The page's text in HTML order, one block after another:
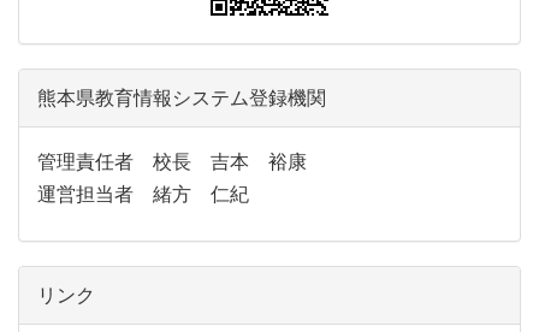
熊本県教育情報システム登録機関
管理責任者 校長 吉本 裕康
運営担当者 緒方 仁紀
リンク